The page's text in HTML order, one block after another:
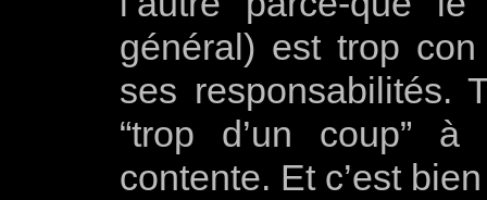
général) est trop
ses responsabilités.
“trop d’un coup”
contente. Et c’est